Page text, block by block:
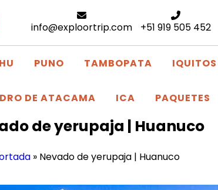
info@exploortrip.com +51 919 505 452
PUNO TAMBOPATA IQUITOS
DE ATACAMA ICA PAQUETES
de yerupaja | Huanuco
» Nevado de yerupaja | Huanuco